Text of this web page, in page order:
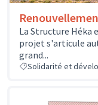
La Structure Héka
projet s'articule
grand...
Solidarité et